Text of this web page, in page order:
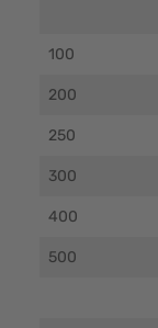
100
200
250
300
400
500